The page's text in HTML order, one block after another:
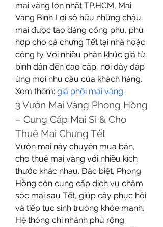
mai vàng lớn nhất TP.HCM, Mai
Vàng Bình Lợi sở hữu những chậu
mai được tạo dáng công phu, phù
hợp cho cả chưng Tết tại nhà hoặc
công ty. Với nhiều phân khúc giá từ
bình dân đến cao cấp, nơi đây đáp
ứng mọi nhu cầu của khách hàng.
Xem thêm: giá phôi mai vàng.
3️ Vườn Mai Vàng Phong Hồng
– Cung Cấp Mai Sỉ & Cho
Thuê Mai Chưng Tết
Vườn mai này chuyên mua bán,
cho thuê mai vàng với nhiều kích
thước khác nhau. Đặc biệt, Phong
Hồng còn cung cấp dịch vụ chăm
sóc mai sau Tết, giúp cây phục hồi
và tiếp tục sinh trưởng khỏe mạnh.
Hệ thống chi nhánh phủ rộng